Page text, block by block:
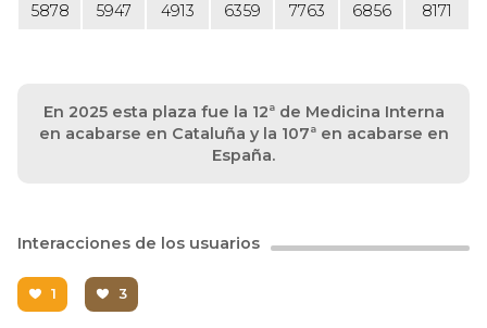
5878 5947 4913 6359 7763 6856 8171
En 2025 esta plaza fue la 12ª de Medicina Interna
en acabarse en Cataluña y la 107ª en acabarse en
España.
Interacciones de los usuarios
1 3